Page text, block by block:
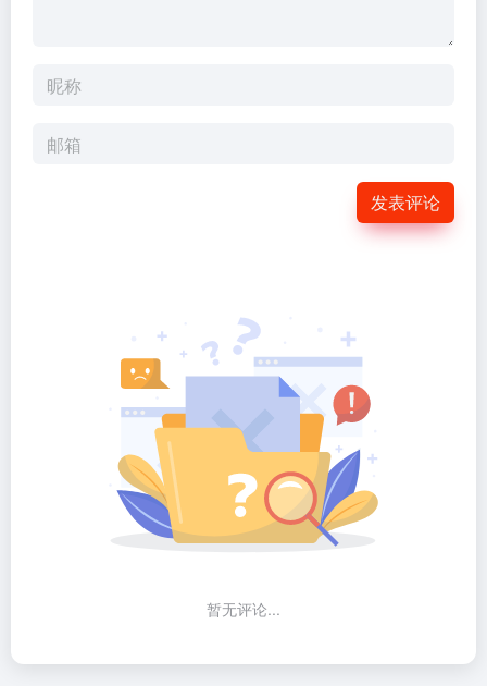
发表评论
暂无评论...